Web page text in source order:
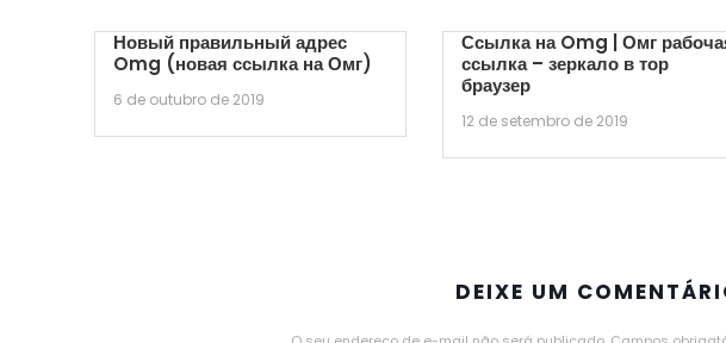
Новый правильный адрес
Omg (новая ссылка на Омг)
6 de outubro de 2019
Ссылка на Omg | Омг
ссылка – зеркало в тор
браузер
12 de setembro de 2019
DEIXE UM